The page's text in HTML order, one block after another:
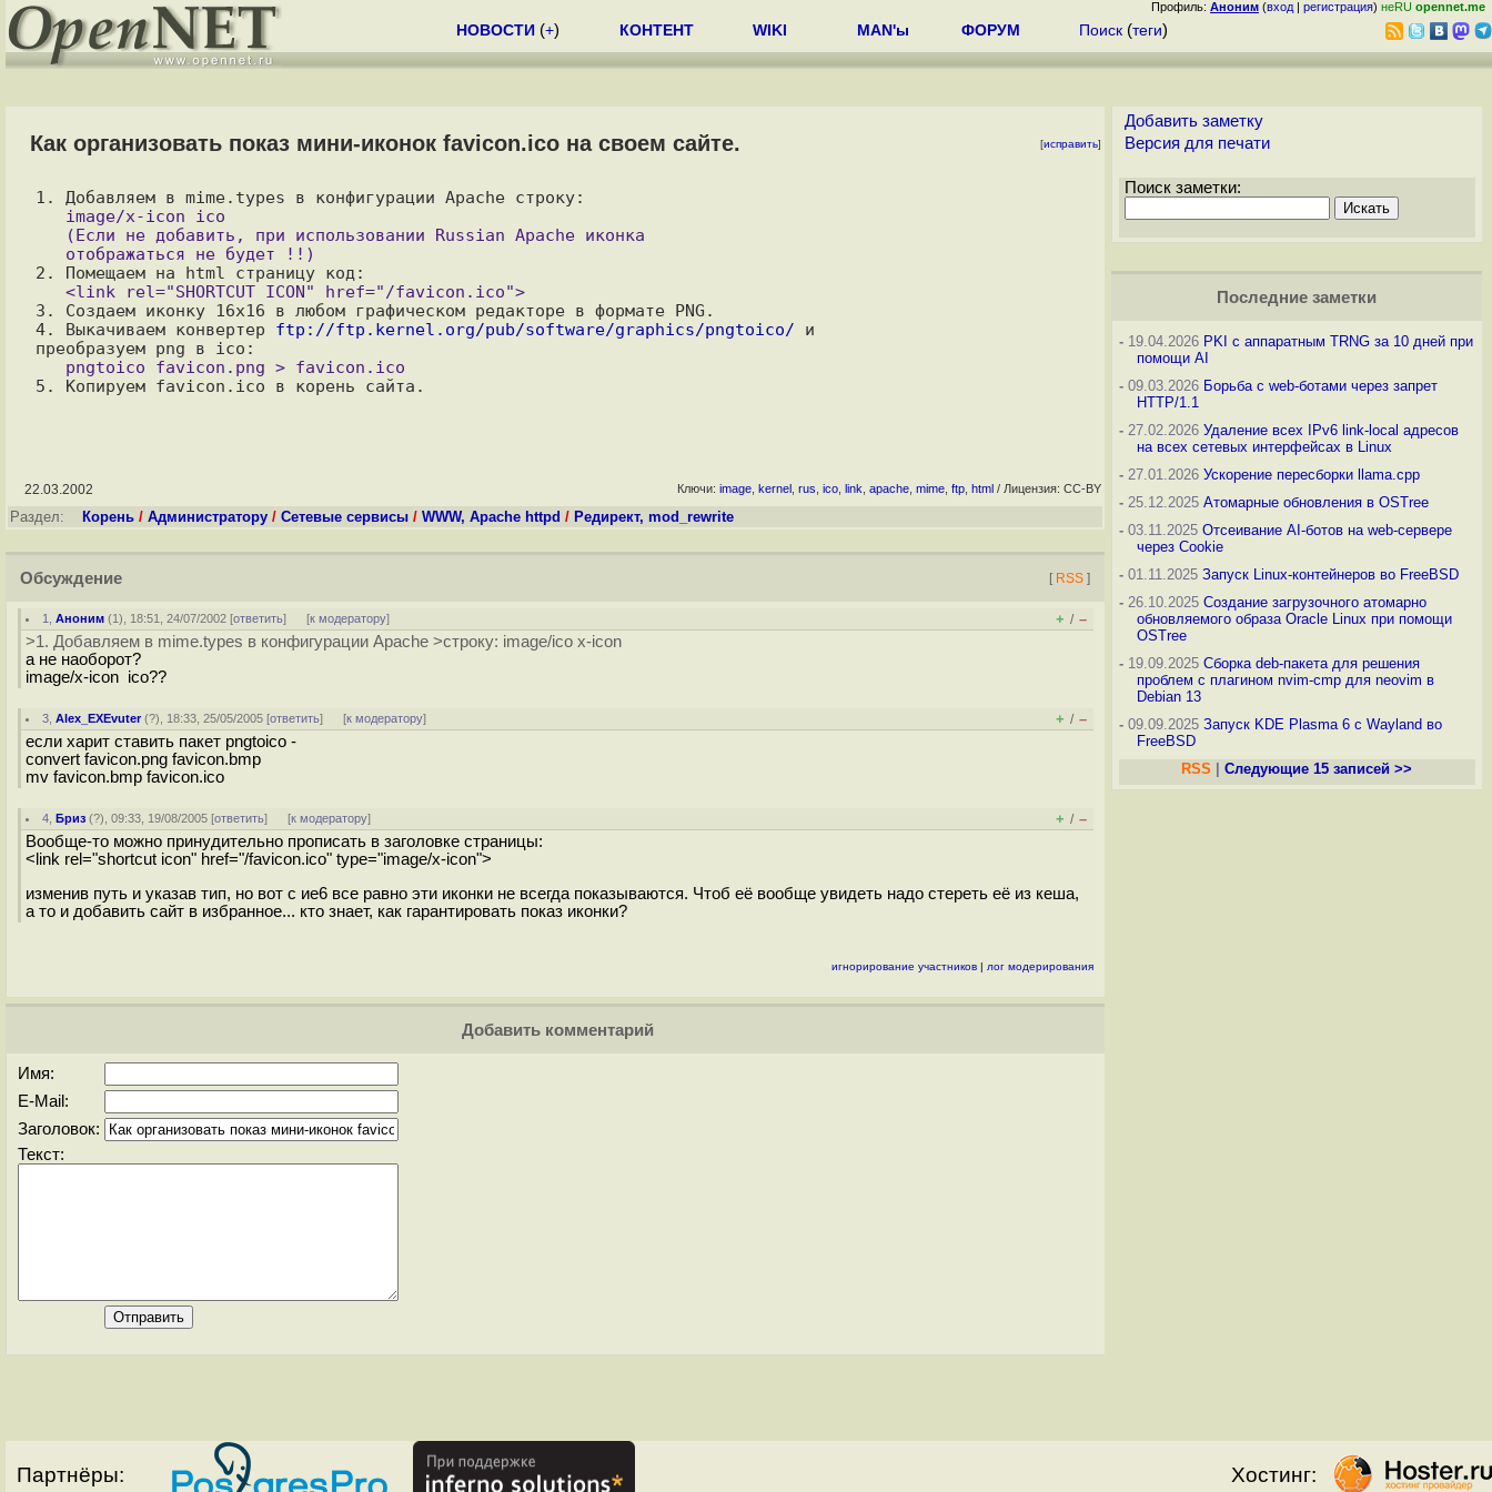
Профиль: Аноним (вход | регистрация) неRU opennet.me
НОВОСТИ (+) КОНТЕНТ WIKI MAN'ы ФОРУМ Поиск (теги)
Как организовать показ мини-иконок favicon.ico на своем сайте. [исправить]
3. Создаем иконку 16x16 в любом графическом редакторе в формате PNG.
4. Выкачиваем конвертер ftp://ftp.kernel.org/pub/software/graphics/pngtoico/ и
22.03.2002 Ключи: image kernel rus ico link apache mime ftp html / Лицензия: CC-BY
Раздел: Корень / Администратору / Сетевые сервисы / WWW, Apache httpd / Редирект, mod_rewrite
Обсуждение [ RSS ]
1 ,Аноним (1), 18:51, 24/07/2002 [ответить] [к модератору] + / –
>1. Добавляем в mime.types в конфигурации Apache >строку: image/ico x-icon
а не наоборот?
image/x-icon ico??
3 ,Alex_EXEvuter(?), 18:33, 25/05/2005 [ответить] [к модератору] + / –
если харит ставить пакет pngtoico -
convert favicon.png favicon.bmp
mv favicon.bmp favicon.ico
4 ,Бриз (?), 09:33, 19/08/2005 [ответить] [к модератору] + / –
Вообще-то можно принудительно прописать в заголовке страницы:
<link rel="shortcut icon" href="/favicon.ico" type="image/x-icon">
изменив путь и указав тип, но вот с ие6 все равно эти иконки не всегда показываются. Чтоб её вообще увидеть надо стереть её из кеша,
а то и добавить сайт в избранное... кто знает, как гарантировать показ иконки?
игнорирование участников | лог модерирования
Добавить комментарий
Имя:
E-Mail:
Заголовок:
Текст:
Добавить заметку
Версия для печати
Поиск заметки:
Последние заметки
-19.04.2026 PKI с аппаратным TRNG за 10 дней при
помощи AI
-09.03.2026 Борьба с web-ботами через запрет
HTTP/1.1
-27.02.2026 Удаление всех IPv6 link-local адресов
на всех сетевых интерфейсах в Linux
-27.01.2026 Ускорение пересборки llama.cpp
-25.12.2025 Атомарные обновления в OSTree
-03.11.2025 Отсеивание AI-ботов на web-сервере
через Cookie
-01.11.2025 Запуск Linux-контейнеров во FreeBSD
-26.10.2025 Создание загрузочного атомарно
обновляемого образа Oracle Linux при помощи
OSTree
-19.09.2025 Сборка deb-пакета для решения
проблем с плагином nvim-cmp для neovim в
Debian 13
-09.09.2025 Запуск KDE Plasma 6 с Wayland во
FreeBSD
RSS
Следующие 15 записей >>
Партнёры: Хостинг: